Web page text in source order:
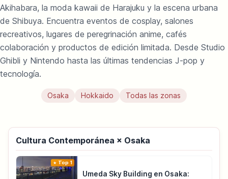
Akihabara, la moda kawaii de Harajuku y la escena urbana
de Shibuya. Encuentra eventos de cosplay, salones
recreativos, lugares de peregrinación anime, cafés
colaboración y productos de edición limitada. Desde Studio
Ghibli y Nintendo hasta las últimas tendencias J-pop y
tecnología.
Osaka Hokkaido Todas las zonas
Cultura Contemporánea × Osaka
Top 1
Umeda Sky Building en Osaka: